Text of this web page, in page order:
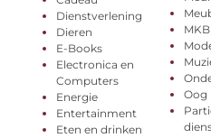
Dienstverlening
Dieren
E-Books
Electronica en
Computers
Energie
Entertainment
Eten en drinken
MKB
Oog